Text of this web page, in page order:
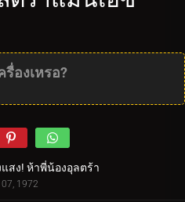
องเหรอ?
แสง! ห้าพี่น้องอุลตร้า
07, 1972